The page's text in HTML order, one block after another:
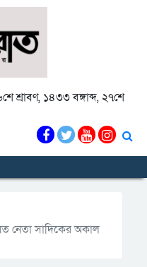
শ্রাবণ, ১৪৩৩ বঙ্গাব্দ, ২৭শে
নেতা সাদিকের অকাল